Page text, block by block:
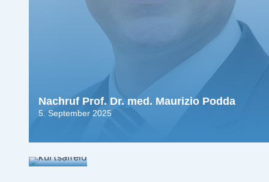
Nachruf Prof. Dr. med. Maurizio Podda
5. September 2025